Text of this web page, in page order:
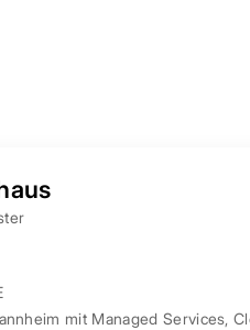
mit Managed Services,